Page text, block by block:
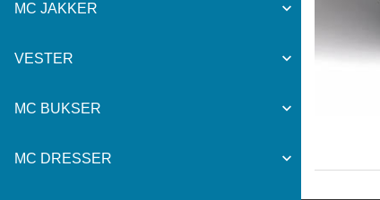
MC JAKKER
VESTER
MC BUKSER
MC DRESSER